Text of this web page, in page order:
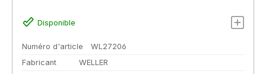
Disponible
Numéro d'article
WL27206
Fabricant
WELLER